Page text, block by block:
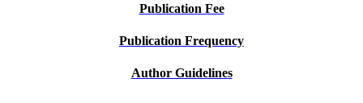
Publication Fee
Publication Frequency
Author Guidelines